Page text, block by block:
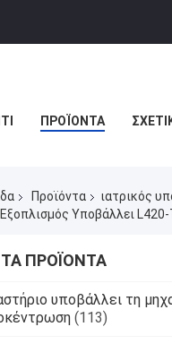
ΠΡΟΪΌΝΤΑ
Προϊόντα
ιατρικός
Εξοπλισμός Υποβάλλει
ΠΡΟΪΌΝΤΑ
υποβάλλει τη
(113)